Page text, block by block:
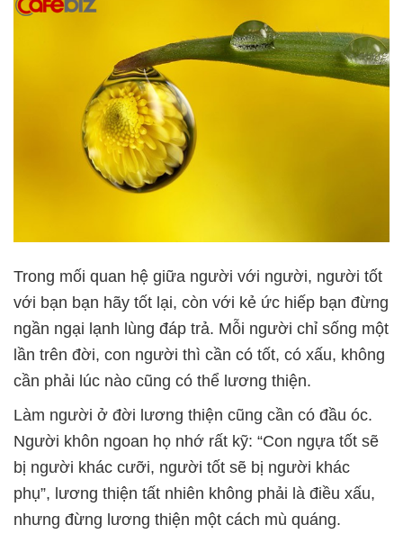
Trong mối quan hệ giữa người với người, người tốt
với bạn bạn hãy tốt lại, còn với kẻ ức hiếp bạn đừng
ngần ngại lạnh lùng đáp trả. Mỗi người chỉ sống một
lần trên đời, con người thì cần có tốt, có xấu, không
cần phải lúc nào cũng có thể lương thiện.
Làm người ở đời lương thiện cũng cần có đầu óc.
Người khôn ngoan họ nhớ rất kỹ: “Con ngựa tốt sẽ
bị người khác cưỡi, người tốt sẽ bị người khác
phụ”, lương thiện tất nhiên không phải là điều xấu,
nhưng đừng lương thiện một cách mù quáng.